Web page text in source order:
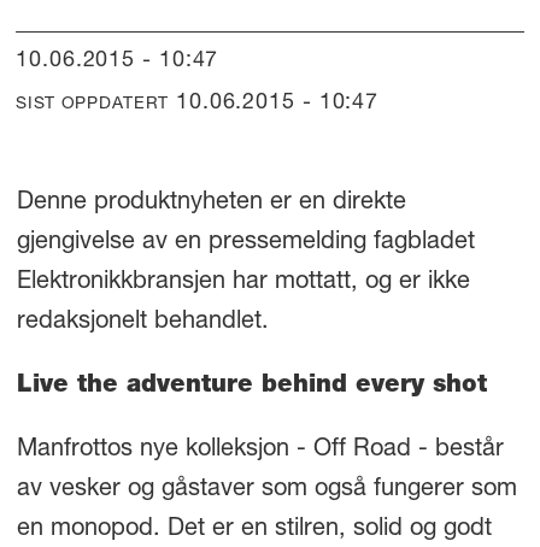
10.06.2015 - 10:47
SIST OPPDATERT 10.06.2015 - 10:47
Denne produktnyheten er en direkte
gjengivelse av en pressemelding fagbladet
Elektronikkbransjen har mottatt, og er ikke
redaksjonelt behandlet.
Live the adventure behind every shot
Manfrottos nye kolleksjon - Off Road - består
av vesker og gåstaver som også fungerer som
en monopod. Det er en stilren, solid og godt